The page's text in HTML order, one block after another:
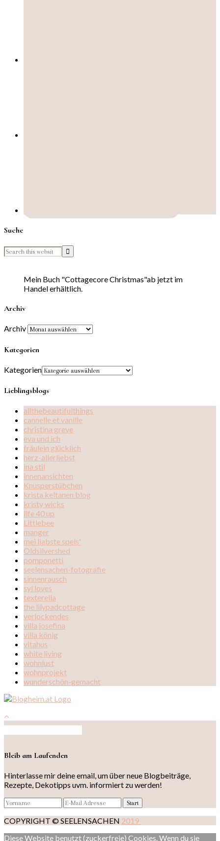
Suche
Mein Buch "Cottagecore Christmas"ab jetzt im
Handel erhältlich.
Archiv
Archiv
Kategorien
Kategorien
Lieblingsblogs
allthebeautifulthings
cannelle et vanille
christina greve
eva und ich
fräulein glücklich
herz-allerliebst
ina stil
innenansichten
Knusperstübchen
krista keltanen blog
kristy wicks
life 40 up
Littlebee
manger
mei liabste speis'
Oldsilvershed
pomponetti
seelensachen-fotografie
sinnenrausch
syl loves
texterella
the lilypadcottage
verlockendes
villa josefina
villa könig
vitahus
white living
wohnlust
wohnprojekt
wunderschön-gemacht
Bleib am Laufenden
Hinterlasse mir deine email, um über neue Blogbeiträge,
Rezepte, Dekotipps uvm. informiert zu werden!
COPYRIGHT © SEELENSACHEN 2019
Diese Website benutzt (zuckerfreie) Cookies. Wenn du sie